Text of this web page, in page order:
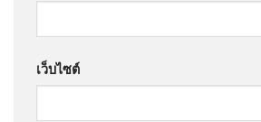
เว็บไซต์